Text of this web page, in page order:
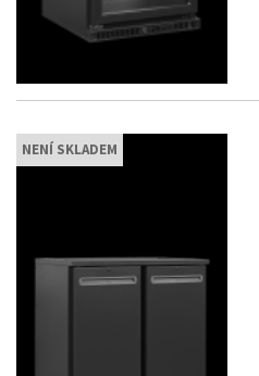
NENÍ SKLADEM